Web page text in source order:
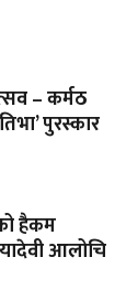
– कर्मठ
पुरस्कार
हैकम
आलोचि